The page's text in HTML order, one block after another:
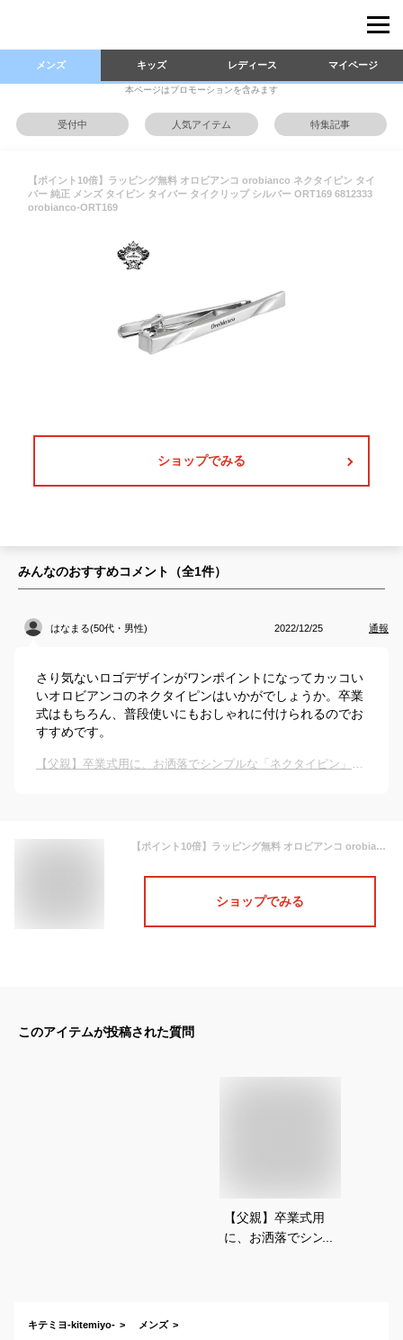
メンズ キッズ レディース マイページ
本ページはプロモーションを含みます
受付中 人気アイテム 特集記事
【ポイント10倍】ラッピング無料 オロビアンコ orobianco ネクタイピン タイ
バー 純正 メンズ タイピン タイバー タイクリップ シルバー ORT169 6812333
orobianco-ORT169
ショップでみる
みんなのおすすめコメント（全1件）
はなまる(50代・男性) 2022/12/25 通報
さり気ないロゴデザインがワンポイントになってカッコい
いオロビアンコのネクタイピンはいかがでしょうか。卒業
式はもちろん、普段使いにもおしゃれに付けられるのでお
すすめです。
【父親】卒業式用に、お洒落でシンプルな「ネクタイピン」を教えて！（30代メンズ・春）
【ポイント10倍】ラッピング無料 オロビアンコ orobianco ネクタイピン タイバー 純正 メンズ タイピン タイバー タイクリップ シルバー ORT169 6812333 orobianco-ORT169
ショップでみる
このアイテムが投稿された質問
【父親】卒業式用
に、お洒落でシンプ
キテミヨ-kitemiyo- メンズ